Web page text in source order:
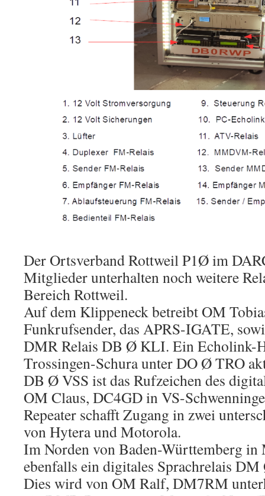
Der Ortsverband Rottweil P1Ø im
Mitglieder unterhalten noch weitere
Bereich Rottweil.
Auf dem Klippeneck betreibt OM
Funkrufsender, das APRS-IGATE,
DMR Relais DB Ø KLI. Ein Echolink-
Trossingen-Schura unter DO Ø TRO
DB Ø VSS ist das Rufzeichen des
OM Claus, DC4GD in VS-
Repeater schafft Zugang in zwei
von Hytera und Motorola.
Im Norden von Baden-Württemberg
ebenfalls ein digitales Sprachrelais
Dies wird von OM Ralf, DM7RM